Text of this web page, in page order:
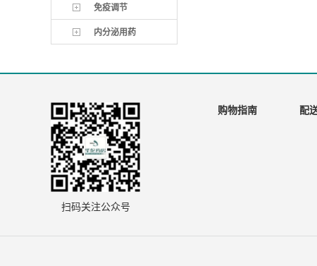
免疫调节
内分泌用药
扫码关注公众号
购物指南 配